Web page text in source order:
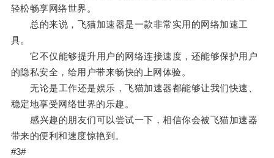
轻松畅享网络世界。
总的来说，飞猫加速器是一款非常实用的网络加速工
具。
它不仅能够提升用户的网络连接速度，还能够保护用户
的隐私安全，给用户带来畅快的上网体验。
无论是工作还是娱乐，飞猫加速器都能够让我们快速、
稳定地享受网络世界的乐趣。
感兴趣的朋友们可以尝试一下，相信你会被飞猫加速器
带来的便利和速度惊艳到。
#3#